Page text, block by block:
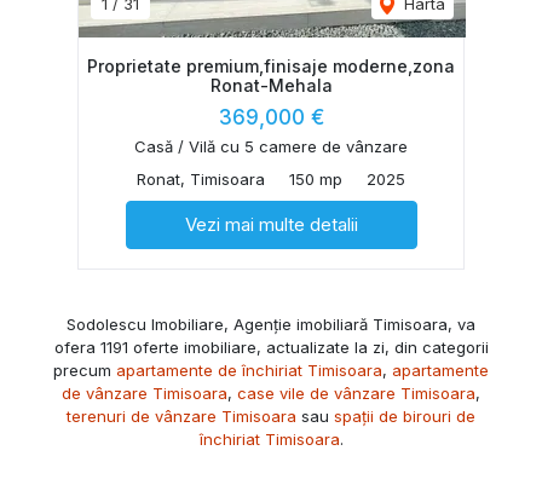
Proprietate premium,finisaje moderne,zona
Ronat-Mehala
369,000 €
Casă / Vilă cu 5 camere de vânzare
Ronat, Timisoara
150 mp 2025
Vezi mai multe detalii
Sodolescu Imobiliare, Agenție imobiliară Timisoara, va
ofera 1191 oferte imobiliare, actualizate la zi, din categorii
precum apartamente de închiriat Timisoara, apartamente
de vânzare Timisoara, case vile de vânzare Timisoara,
terenuri de vânzare Timisoara sau spații de birouri de
închiriat Timisoara.